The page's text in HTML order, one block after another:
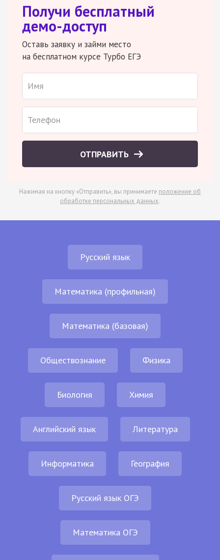
Получи бесплатный
демо-доступ
Оставь заявку и займи место
на бесплатном курсе Турбо ЕГЭ
ОТПРАВИТЬ
Нажимая на кнопку «Отправить», вы принимаете положение об
обработке персональных данных.
Русский язык
Математика (профильная)
Математика (базовая)
Обществознание Физика
Биология Химия
Английский язык Литература
Информатика География
Русский язык ОГЭ
Математика ОГЭ